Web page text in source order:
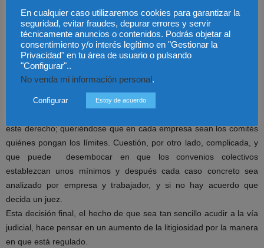
En este sentido, considero que ya contábamos con una protección
suficiente para todos estos temas y, por lo tanto, no calificaría esta
medida como «necesaria». Otra cosa es la oportunidad social y
política, pero no necesaria.
También es cierto que se trata de una medida muy enfocada a la
negociación colectiva por parte de los representantes de los
este derecho; queriéndose que en cada empresa sean los comités
quiénes pongan los límites. Cuestión, por otro lado, complicada, y
que puede desembocar en que los convenios colectivos
establezcan unos mínimos y después cada caso concreto sea
analizado por empresa y trabajador, y si no hay acuerdo que
decida un juez.
Esta decisión final, el hecho de que sea tan sencillo acudir a la vía
judicial, hace pensar en un aumento de la litigiosidad por la manera
en que está regulado.
En cualquier caso utilizaremos cookies para garantizar la
seguridad, evitar fraudes, depurar errores y servir
técnicamente anuncios o contenidos. Podrás objetar al
consentimiento y/o interés legítimo en "Gestionar la
Privacidad" en tu área de usuario o pulsando
"Configurar"..
No venda mi información personal .
Configurar Estoy de acuerdo